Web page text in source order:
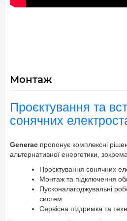
Монтаж
Проєктування та
сонячних
Generac пропонує комплексні
альтернативної енергетики,
Проєктування сонячних
Монтаж та підключення
Пусконалагоджувальні
систем
Сервісна підтримка та